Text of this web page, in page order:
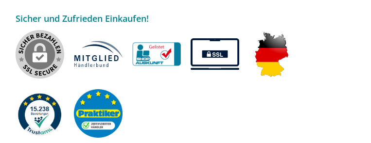
Sicher und Zufrieden Einkaufen!